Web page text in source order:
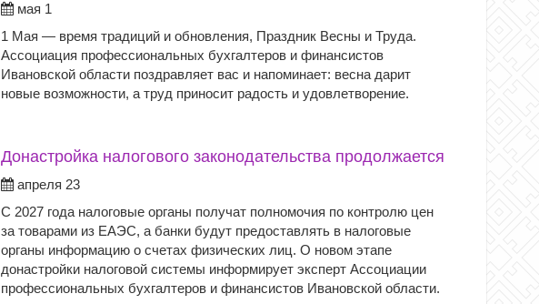
мая 1
1 Мая — время традиций и обновления, Праздник Весны и Труда.
Ассоциация профессиональных бухгалтеров и финансистов
Ивановской области поздравляет вас и напоминает: весна дарит
новые возможности, а труд приносит радость и удовлетворение.
Донастройка налогового законодательства продолжается
апреля 23
С 2027 года налоговые органы получат полномочия по контролю цен
за товарами из ЕАЭС, а банки будут предоставлять в налоговые
органы информацию о счетах физических лиц. О новом этапе
донастройки налоговой системы информирует эксперт Ассоциации
профессиональных бухгалтеров и финансистов Ивановской области.